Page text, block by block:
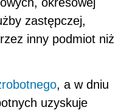
zastępczej,
inny podmiot niż
, a w dniu
uzyskuje